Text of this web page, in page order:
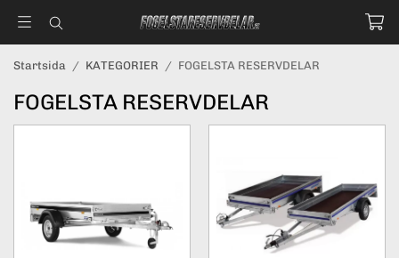
Startsida / KATEGORIER / FOGELSTA RESERVDELAR
FOGELSTA RESERVDELAR